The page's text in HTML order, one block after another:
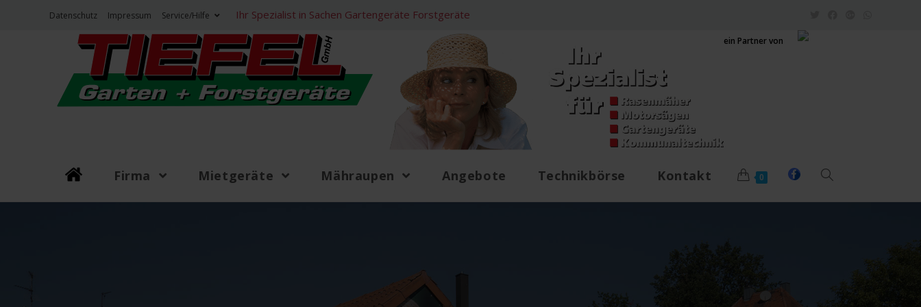
Datenschutz Impressum Service/Hilfe Ihr Spezialist in Sachen Gartengeräte Forstgeräte
ein Partner von
Firma Mietgeräte Mähraupen Angebote Technikbörse Kontakt 0